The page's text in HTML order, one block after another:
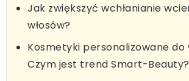
Jak zwiększyć wchłanianie
włosów?
Kosmetyki personalizowane do
Czym jest trend Smart-Beauty?